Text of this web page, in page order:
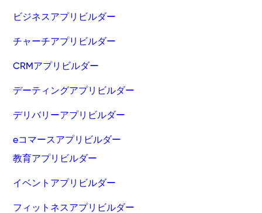
ビジネスアプリビルダー
チャーチアプリビルダー
CRMアプリビルダー
デーティングアプリビルダー
デリバリーアプリビルダー
eコマースアプリビルダー
教育アプリビルダー
イベントアプリビルダー
フィットネスアプリビルダー